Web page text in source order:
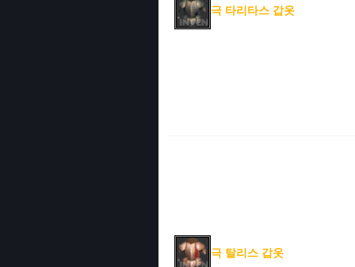
극 타리타스 갑옷
극 탈리스 갑옷